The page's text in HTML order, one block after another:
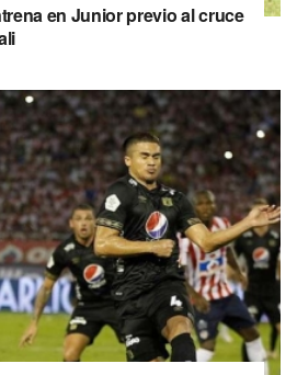
en Junior previo al cruce